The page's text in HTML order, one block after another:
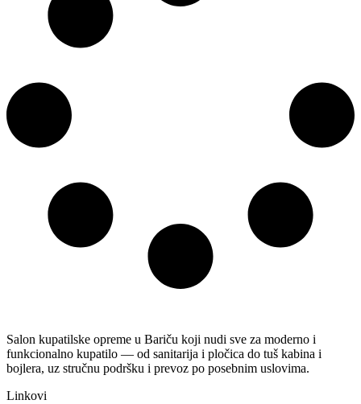
Salon kupatilske opreme u Bariču koji nudi sve za moderno i
funkcionalno kupatilo — od sanitarija i pločica do tuš kabina i
bojlera, uz stručnu podršku i prevoz po posebnim uslovima.
Linkovi